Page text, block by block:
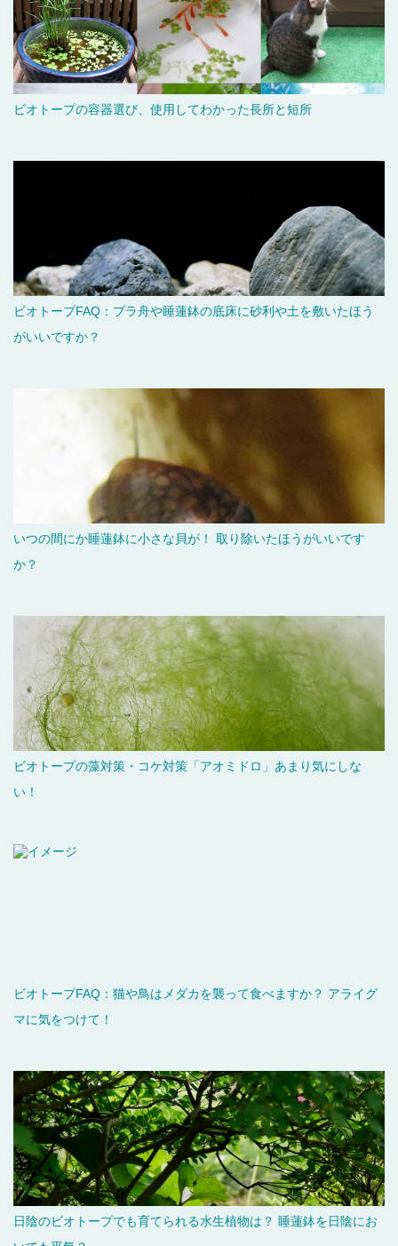
ビオトープの容器選び、使用してわかった長所と短所
ビオトープFAQ：プラ舟や睡蓮鉢の底床に砂利や土を敷いたほう
がいいですか？
いつの間にか睡蓮鉢に小さな貝が！ 取り除いたほうがいいです
か？
ビオトープの藻対策・コケ対策「アオミドロ」あまり気にしな
い！
ビオトープFAQ：猫や鳥はメダカを襲って食べますか？ アライグ
マに気をつけて！
日陰のビオトープでも育てられる水生植物は？ 睡蓮鉢を日陰にお